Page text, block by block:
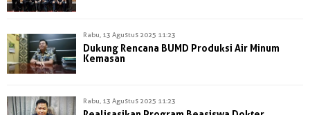
Rabu, 13 Agustus 2025 11:23
Dukung Rencana BUMD Produksi Air Minum
Kemasan
Rabu, 13 Agustus 2025 11:23